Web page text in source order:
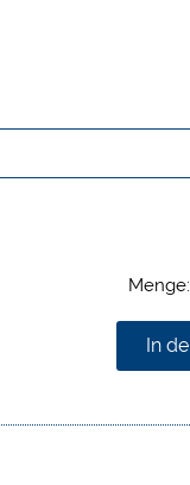
Menge:
In